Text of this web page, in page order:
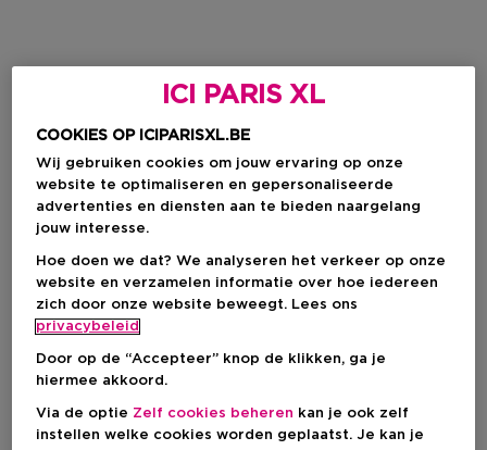
ICI PARIS XL
COOKIES OP ICIPARISXL.BE
Wij gebruiken cookies om jouw ervaring op onze
website te optimaliseren en gepersonaliseerde
advertenties en diensten aan te bieden naargelang
jouw interesse.
Hoe doen we dat? We analyseren het verkeer op onze
website en verzamelen informatie over hoe iedereen
zich door onze website beweegt. Lees ons
privacybeleid
Door op de “Accepteer” knop de klikken, ga je
hiermee akkoord.
Via de optie Zelf cookies beheren kan je ook zelf
instellen welke cookies worden geplaatst. Je kan je